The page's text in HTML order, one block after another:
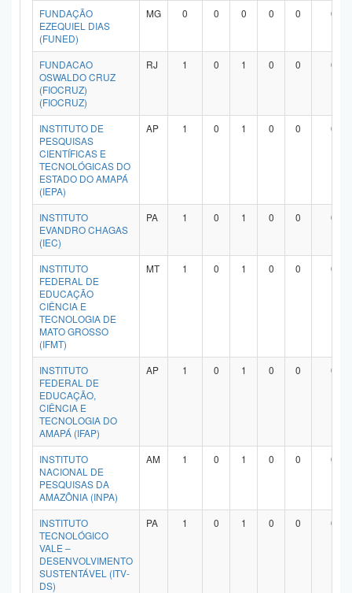
FUNDAÇÃO
EZEQUIEL DIAS
(FUNED)
MG 0 0 0 0 0 0
FUNDACAO
OSWALDO CRUZ
(FIOCRUZ)
(FIOCRUZ)
RJ 1 0 1 0 0 0
INSTITUTO DE
PESQUISAS
CIENTÍFICAS E
TECNOLÓGICAS DO
ESTADO DO AMAPÁ
(IEPA)
AP 1 0 1 0 0 0
INSTITUTO
EVANDRO CHAGAS
(IEC)
PA 1 0 1 0 0 0
INSTITUTO
FEDERAL DE
EDUCAÇÃO
CIÊNCIA E
TECNOLOGIA DE
MATO GROSSO
(IFMT)
MT 1 0 1 0 0 0
INSTITUTO
FEDERAL DE
EDUCAÇÃO,
CIÊNCIA E
TECNOLOGIA DO
AMAPÁ (IFAP)
AP 1 0 1 0 0 0
INSTITUTO
NACIONAL DE
PESQUISAS DA
AMAZÔNIA (INPA)
AM 1 0 1 0 0 0
INSTITUTO
TECNOLÓGICO
VALE –
DESENVOLVIMENTO
SUSTENTÁVEL (ITV-
DS)
PA 1 0 1 0 0 0